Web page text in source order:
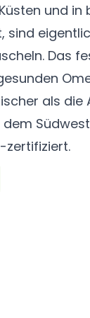
und in
sind
Das
als die
zertifiziert.